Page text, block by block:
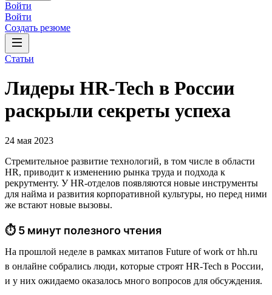
Войти
Войти
Создать резюме
Статьи
Лидеры HR-Tech в России
раскрыли секреты успеха
24 мая 2023
Стремительное развитие технологий, в том числе в области
HR, приводит к изменению рынка труда и подхода к
рекрутменту. У HR-отделов появляются новые инструменты
для найма и развития корпоративной культуры, но перед ними
же встают новые вызовы.
⏱ 5 минут полезного чтения
На прошлой неделе в рамках митапов Future of work от hh.ru
в онлайне собрались люди, которые строят HR-Tech в России,
и у них ожидаемо оказалось много вопросов для обсуждения.